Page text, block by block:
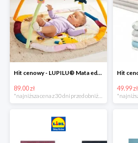
Hit cenowy - LUPILU® Mata edukacyjna dla niemowląt, 1 sztuka
89.00 zł
*najniższa cena z 30 dni przed obniżką
49.99 zł